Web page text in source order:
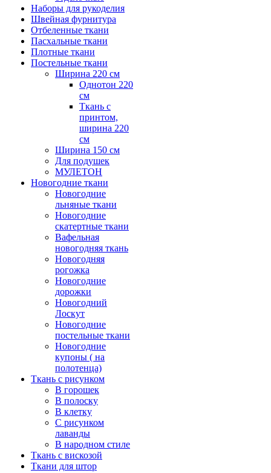
Наборы для рукоделия
Швейная фурнитура
Отбеленные ткани
Пасхальные ткани
Плотные ткани
Постельные ткани
Ширина 220 см
Однотон 220
см
Ткань с
принтом,
ширина 220
см
Ширина 150 см
Для подушек
МУЛЕТОН
Новогодние ткани
Новогодние
льняные ткани
Новогодние
скатертные ткани
Вафельная
новогодняя ткань
Новогодняя
рогожка
Новогодние
дорожки
Новогодний
Лоскут
Новогодние
постельные ткани
Новогодние
купоны ( на
полотенца)
Ткань с рисунком
В горошек
В полоску
В клетку
С рисунком
лаванды
В народном стиле
Ткань с вискозой
Ткани для штор